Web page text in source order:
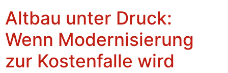
Altbau unter Druck:
Wenn Modernisierung
zur Kostenfalle wird